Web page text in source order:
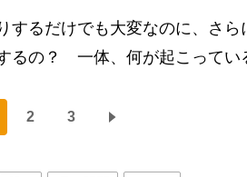
するだけでも大変なのに、さら
るの？ 一体、何が起こってい
2 3